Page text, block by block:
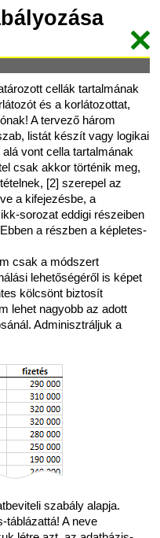
cellák tartalmának
és a korlátozottat,
A tervező három
listát készít vagy logikai
vont cella tartalmának
csak akkor történik meg,
[2] szerepel az
a kifejezésbe, a
sorozat eddigi részeiben
a részben a képletes-
csak a módszert
lehetőségéről is képet
kölcsönt biztosít
lehet nagyobb az adott
Adminisztráljuk a
szabály alapja.
táblázattá! A neve